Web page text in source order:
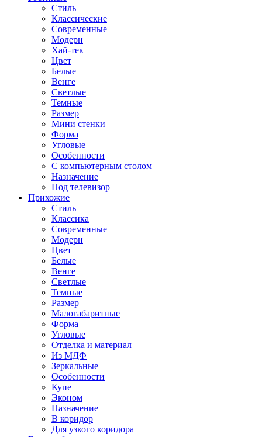
Стиль
Классические
Современные
Модерн
Хай-тек
Цвет
Белые
Венге
Светлые
Темные
Размер
Мини стенки
Форма
Угловые
Особенности
С компьютерным столом
Назначение
Под телевизор
Прихожие
Стиль
Классика
Современные
Модерн
Цвет
Белые
Венге
Светлые
Темные
Размер
Малогабаритные
Форма
Угловые
Отделка и материал
Из МДФ
Зеркальные
Особенности
Купе
Эконом
Назначение
В коридор
Для узкого коридора